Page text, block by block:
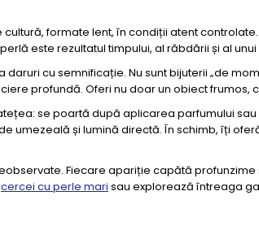
formate lent, în condiții atent
este rezultatul timpului, al răbdării și al
cu semnificație. Nu sunt bijuterii „de
profundă. Oferi nu doar un obiect frumos,
se poartă după aplicarea parfumului
umezeală și lumină directă. În schimb, îți
Fiecare apariție capătă
cercei cu perle mari sau explorează întreaga